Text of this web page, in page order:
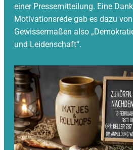
einer Pressemitteilung. Eine
Motivationsrede gab es dazu
Gewissermaßen also
und Leidenschaft“.